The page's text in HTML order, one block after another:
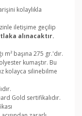
kolaylıkla
iletişime geçilip
alınacaktır.
m² başına 275 gr.'dır.
kumaştır. Bu
kolayca silinebilme
Gold sertifikalıdır.